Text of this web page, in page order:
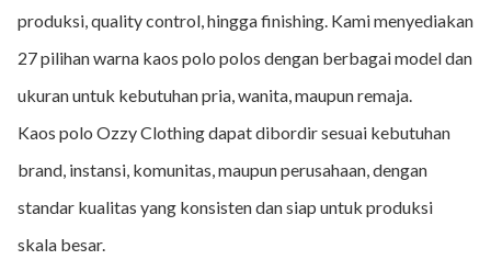
produksi, quality control, hingga finishing. Kami menyediakan
27 pilihan warna kaos polo polos dengan berbagai model dan
ukuran untuk kebutuhan pria, wanita, maupun remaja.
Kaos polo Ozzy Clothing dapat dibordir sesuai kebutuhan
brand, instansi, komunitas, maupun perusahaan, dengan
standar kualitas yang konsisten dan siap untuk produksi
skala besar.